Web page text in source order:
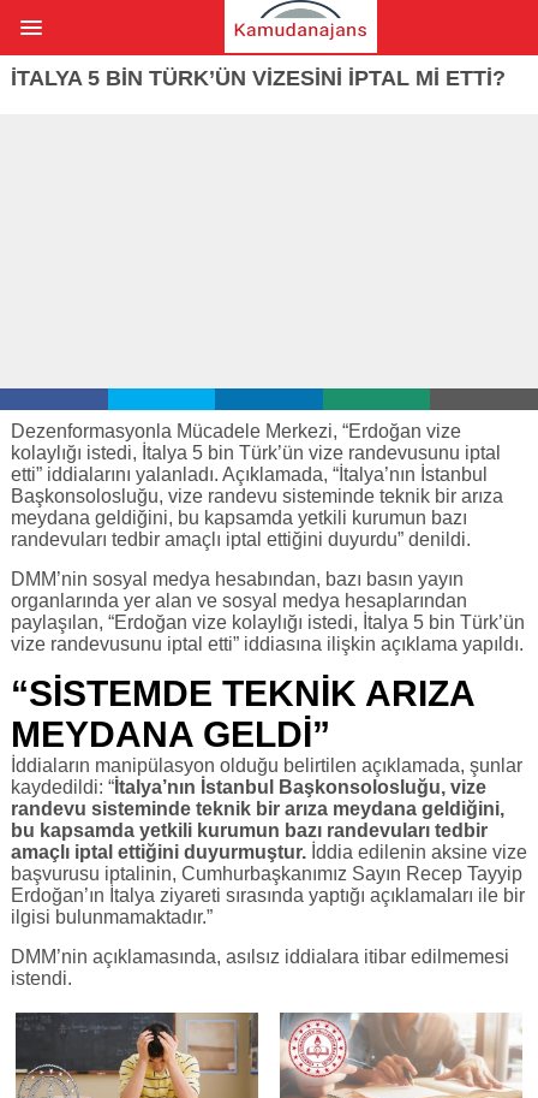
İTALYA 5 BIN TÜRK’ÜN VIZESINI IPTAL MI ETTI?
Dezenformasyonla Mücadele Merkezi, “Erdoğan vize
kolaylığı istedi, İtalya 5 bin Türk’ün vize randevusunu iptal
etti” iddialarını yalanladı. Açıklamada, “İtalya’nın İstanbul
Başkonsolosluğu, vize randevu sisteminde teknik bir arıza
meydana geldiğini, bu kapsamda yetkili kurumun bazı
randevuları tedbir amaçlı iptal ettiğini duyurdu” denildi.
DMM’nin sosyal medya hesabından, bazı basın yayın
organlarında yer alan ve sosyal medya hesaplarından
paylaşılan, “Erdoğan vize kolaylığı istedi, İtalya 5 bin Türk’ün
vize randevusunu iptal etti” iddiasına ilişkin açıklama yapıldı.
“SİSTEMDE TEKNİK ARIZA
MEYDANA GELDİ”
İddiaların manipülasyon olduğu belirtilen açıklamada, şunlar
kaydedildi: “İtalya’nın İstanbul Başkonsolosluğu, vize
randevu sisteminde teknik bir arıza meydana geldiğini,
bu kapsamda yetkili kurumun bazı randevuları tedbir
amaçlı iptal ettiğini duyurmuştur.İddia edilenin aksine vize
başvurusu iptalinin, Cumhurbaşkanımız Sayın Recep Tayyip
Erdoğan’ın İtalya ziyareti sırasında yaptığı açıklamaları ile bir
ilgisi bulunmamaktadır.”
DMM’nin açıklamasında, asılsız iddialara itibar edilmemesi
istendi.